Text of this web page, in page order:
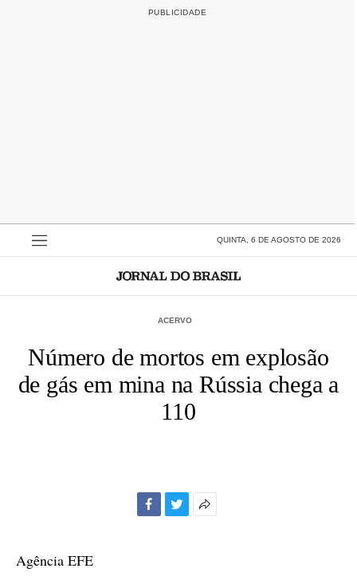
QUINTA, 6 DE AGOSTO DE 2026
ACERVO
Número de mortos em explosão
de gás em mina na Rússia chega a
110
Agência EFE